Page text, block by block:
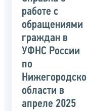
работе с
обращениями
граждан в
УФНС России
по
области в
апреле 2025